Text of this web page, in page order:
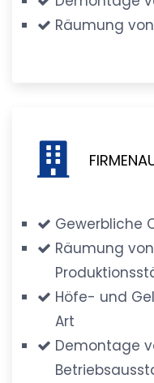
Räumung
Gewerbliche
Räumung
Höfe- und
Art
Demontage